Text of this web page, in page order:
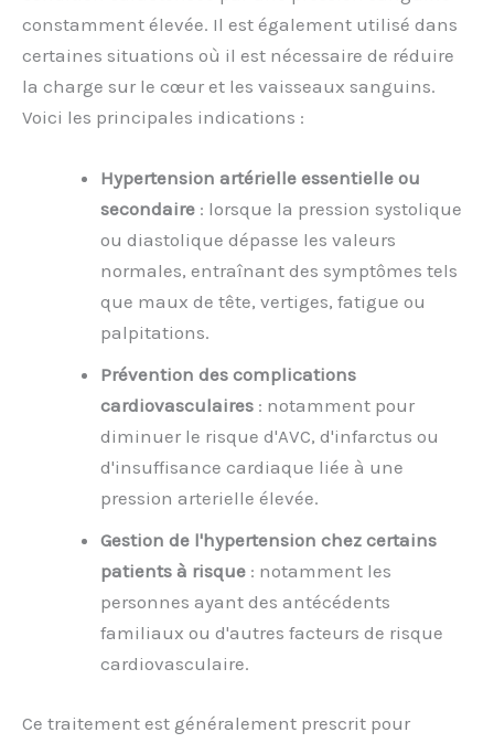
constamment élevée. Il est également utilisé dans
certaines situations où il est nécessaire de réduire
la charge sur le cœur et les vaisseaux sanguins.
Voici les principales indications :
Hypertension artérielle essentielle ou
secondaire : lorsque la pression systolique
ou diastolique dépasse les valeurs
normales, entraînant des symptômes tels
que maux de tête, vertiges, fatigue ou
palpitations.
Prévention des complications
cardiovasculaires : notamment pour
diminuer le risque d'AVC, d'infarctus ou
d'insuffisance cardiaque liée à une
pression arterielle élevée.
Gestion de l'hypertension chez certains
patients à risque : notamment les
personnes ayant des antécédents
familiaux ou d'autres facteurs de risque
cardiovasculaire.
Ce traitement est généralement prescrit pour